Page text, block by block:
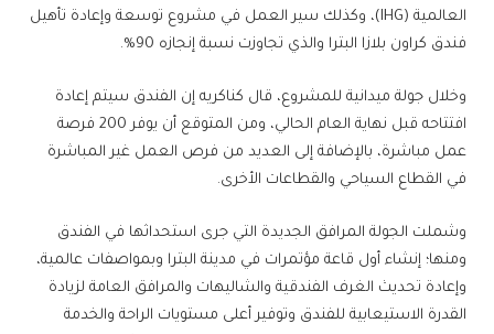
العالمية (IHG)، وكذلك سير العمل في مشروع توسعة وإعادة تأهيل
فندق كراون بلازا البترا والذي تجاوزت نسبة إنجازه 90%.
وخلال جولة ميدانية للمشروع، قال كناكريه إن الفندق سيتم إعادة
افتتاحه قبل نهاية العام الحالي، ومن المتوقع أن يوفر 200 فرصة
عمل مباشرة، بالإضافة إلى العديد من فرص العمل غير المباشرة
في القطاع السياحي والقطاعات الأخرى.
وشملت الجولة المرافق الجديدة التي جرى استحداثها في الفندق
ومنها؛ إنشاء أول قاعة مؤتمرات في مدينة البترا وبمواصفات عالمية،
وإعادة تحديث الغرف الفندقية والشاليهات والمرافق العامة لزيادة
القدرة الاستيعابية للفندق وتوفير أعلى مستويات الراحة والخدمة